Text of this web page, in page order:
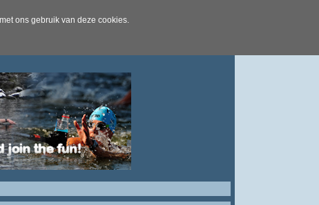
ons gebruik van deze cookies.